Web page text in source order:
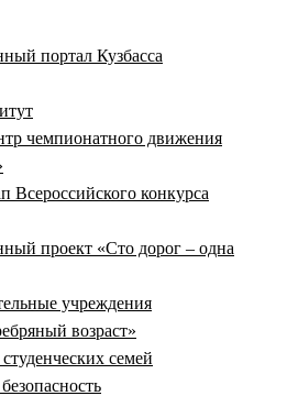
портал Кузбасса
чемпионатного движения
Всероссийского конкурса
проект «Сто дорог – одна
учреждения
возраст»
семей